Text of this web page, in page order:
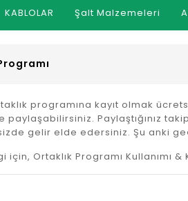
KABLOLAR Şalt Malzemeleri
programına kayıt olmak
paylaşabilirsiniz. Paylaştığınız
gelir elde edersiniz. Şu anki
için, Ortaklık Programı Kullanımı